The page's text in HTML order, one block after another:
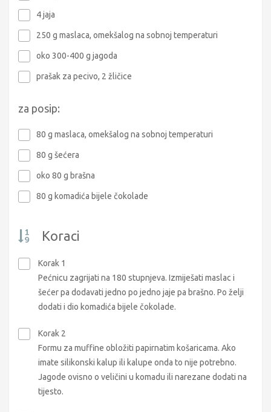
4 jaja
250 g maslaca, omekšalog na sobnoj temperaturi
oko 300-400 g jagoda
prašak za pecivo, 2 žličice
za posip:
80 g maslaca, omekšalog na sobnoj temperaturi
80 g šećera
oko 80 g brašna
80 g komadića bijele čokolade
Koraci
Korak 1
Pećnicu zagrijati na 180 stupnjeva. Izmiješati maslac i
šećer pa dodavati jedno po jedno jaje pa brašno. Po želji
dodati i dio komadića bijele čokolade.
Korak 2
Formu za muffine obložiti papirnatim košaricama. Ako
imate silikonski kalup ili kalupe onda to nije potrebno.
Jagode ovisno o veličini u komadu ili narezane dodati na
tijesto.